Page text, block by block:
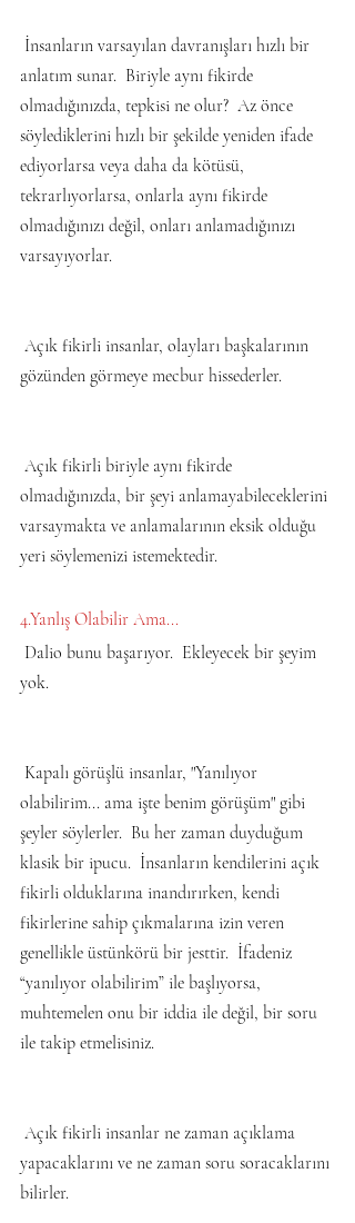
anlatım sunar.  Biriyle aynı fikirde
olmadığınızda, tepkisi ne olur?  Az önce
söylediklerini hızlı bir şekilde yeniden ifade
ediyorlarsa veya daha da kötüsü,
tekrarlıyorlarsa, onlarla aynı fikirde
olmadığınızı değil, onları anlamadığınızı
varsayıyorlar.
gözünden görmeye mecbur hissederler.
olmadığınızda, bir şeyi anlamayabileceklerini
varsaymakta ve anlamalarının eksik olduğu
yeri söylemenizi istemektedir.
4.Yanlış Olabilir Ama...
yok.
olabilirim... ama işte benim görüşüm" gibi
şeyler söylerler.  Bu her zaman duyduğum
klasik bir ipucu.  İnsanların kendilerini açık
fikirli olduklarına inandırırken, kendi
fikirlerine sahip çıkmalarına izin veren
genellikle üstünkörü bir jesttir.  İfadeniz
“yanılıyor olabilirim” ile başlıyorsa,
muhtemelen onu bir iddia ile değil, bir soru
ile takip etmelisiniz.
yapacaklarını ve ne zaman soru soracaklarını
bilirler.